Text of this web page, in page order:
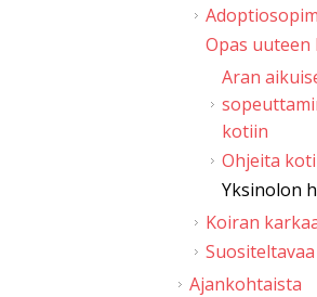
Opas uuteen
Aran
kotiin
Ohjeita
Yksinolon
Koiran
Ajankohtaista